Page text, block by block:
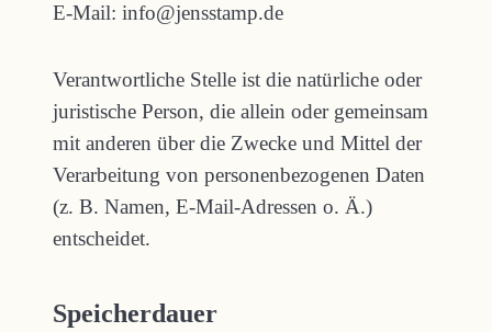
E-Mail: info@jensstamp.de
Verantwortliche Stelle ist die natürliche oder
juristische Person, die allein oder gemeinsam
mit anderen über die Zwecke und Mittel der
Verarbeitung von personenbezogenen Daten
(z. B. Namen, E-Mail-Adressen o. Ä.)
entscheidet.
Speicherdauer